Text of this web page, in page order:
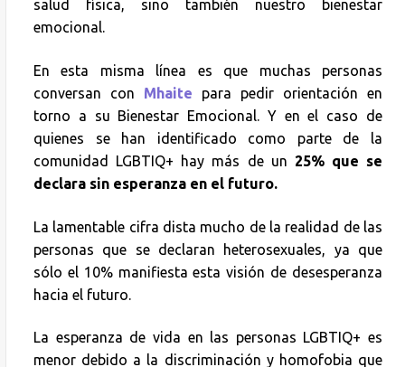
salud física, sino también nuestro bienestar
emocional.
En esta misma línea es que muchas personas
conversan con Mhaite para pedir orientación en
torno a su Bienestar Emocional. Y en el caso de
quienes se han identificado como parte de la
comunidad LGBTIQ+ hay más de un 25% que se
declara sin esperanza en el futuro.
La lamentable cifra dista mucho de la realidad de las
personas que se declaran heterosexuales, ya que
sólo el 10% manifiesta esta visión de desesperanza
hacia el futuro.
La esperanza de vida en las personas LGBTIQ+ es
menor debido a la discriminación y homofobia que